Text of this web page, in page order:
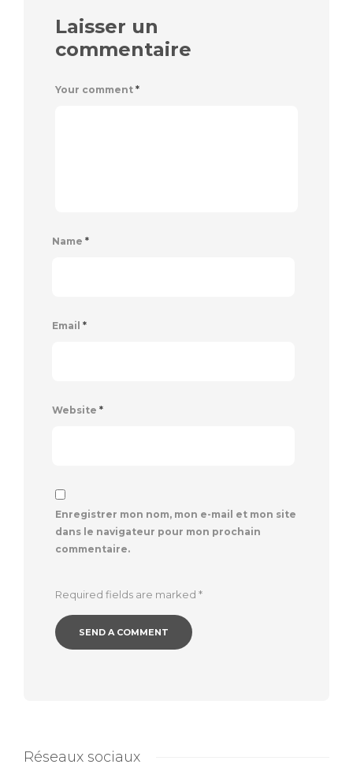
Laisser un
commentaire
Your comment *
Name *
Email *
Website *
Enregistrer mon nom, mon e-mail et mon site
dans le navigateur pour mon prochain
commentaire.
Required fields are marked *
Réseaux sociaux